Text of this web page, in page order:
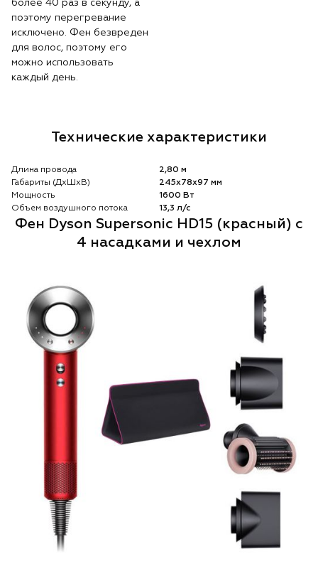
более 40 раз в секунду, а
поэтому перегревание
исключено. Фен безвреден
для волос, поэтому его
можно использовать
каждый день.
Технические характеристики
Длина провода
2,80 м
Габариты (ДхШхВ)
245х78х97 мм
Мощность
1600 Вт
Объем воздушного потока
13,3 л/с
Фен Dyson Supersonic HD15 (красный) с
4 насадками и чехлом